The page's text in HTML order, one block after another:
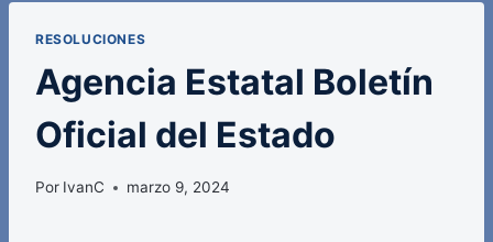
RESOLUCIONES
Agencia Estatal Boletín
Oficial del Estado
Por IvanC marzo 9, 2024